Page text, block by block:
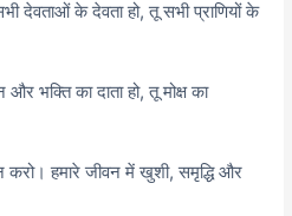
देवताओं के देवता हो, तू सभी प्राणियों के
भक्ति का दाता हो, तू मोक्ष का
करो। हमारे जीवन में खुशी, समृद्धि और